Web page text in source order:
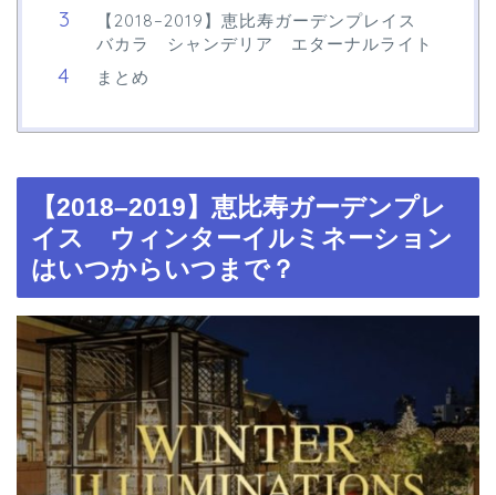
【2018–2019】恵比寿ガーデンプレイス
バカラ シャンデリア エターナルライト
まとめ
【2018–2019】恵比寿ガーデンプレ
イス ウィンターイルミネーション
はいつからいつまで？